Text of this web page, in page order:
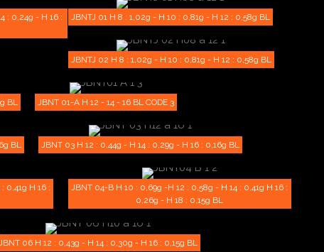
: 0,24g - H 16 :
JBNTJ 01 H 8 : 1,02g - H 10 : 0,81g - H 12 : 0,58g BL
JBNTJ 02 H 8 : 1,02g - H 10 : 0,81g - H 12 : 0,58g BL
BL JBNT 01-A H 12 - 14 - 16 BL CODE 3
BL JBNT 03 H 12 : 0,44g - H 14 : 0,29g - H 16 : 0,16g BL
0,41g H 16 :
JBNT 04-B H 10 : 0,69g -H 12 : 0,58g - H 14 : 0,41g H 16 :
0,26g - H 18 : 0,15g BL
06 H 12 : 0,43g - H 14 : 0,30g - H 16 : 0,15g BL